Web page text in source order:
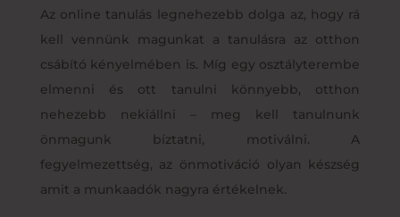
Az online tanulás legnehezebb dolga az, hogy rá
kell vennünk magunkat a tanulásra az otthon
csábító kényelmében is. Míg egy osztályterembe
elmenni és ott tanulni könnyebb, otthon
nehezebb nekiállni – meg kell tanulnunk
önmagunk bíztatni, motiválni. A
fegyelmezettség, az önmotiváció olyan készség
amit a munkaadók nagyra értékelnek.